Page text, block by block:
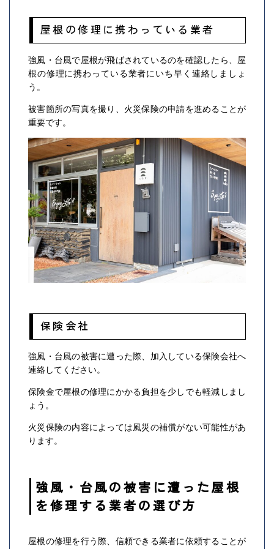
屋根の修理に携わっている業者
強風・台風で屋根が飛ばされているのを確認したら、屋
根の修理に携わっている業者にいち早く連絡しましょ
う。
被害箇所の写真を撮り、火災保険の申請を進めることが
重要です。
保険会社
強風・台風の被害に遭った際、加入している保険会社へ
連絡してください。
保険金で屋根の修理にかかる負担を少しでも軽減しまし
ょう。
火災保険の内容によっては風災の補償がない可能性があ
ります。
強風・台風の被害に遭った屋根
を修理する業者の選び方
屋根の修理を行う際、信頼できる業者に依頼することが